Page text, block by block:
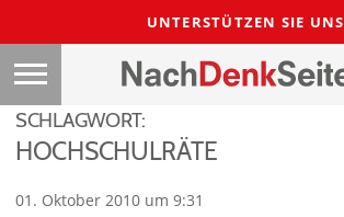
UNTERSTÜTZEN SIE UNS
SCHLAGWORT:
HOCHSCHULRÄTE
01. Oktober 2010 um 9:31